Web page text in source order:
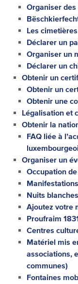
Organiser des
Les
Déclarer un
Organiser un
Déclarer un
Obtenir un
Obtenir un
Obtenir une
Légalisation et
Obtenir la
FAQ liée à
Organiser un
Occupation
Nuits blanches
Ajoutez votre
Proufraim
Centres
Matériel mis
associations,
communes)
Fontaines